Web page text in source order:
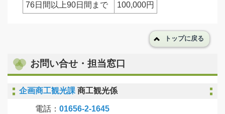
76日間以上90日間まで
100,000円
トップに戻る
お問い合せ・担当窓口
企画商工観光課 商工観光係
電話： 01656-2-1645